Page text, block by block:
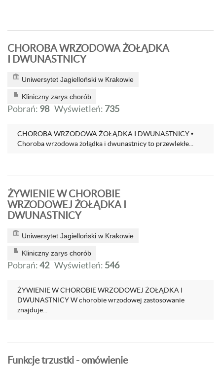
CHOROBA WRZODOWA ŻOŁĄDKA
I DWUNASTNICY
Uniwersytet Jagielloński w Krakowie
Kliniczny zarys chorób
Pobrań: 98 Wyświetleń: 735
CHOROBA WRZODOWA ŻOŁĄDKA I DWUNASTNICY •
Choroba wrzodowa żołądka i dwunastnicy to przewlekłe...
ŻYWIENIE W CHOROBIE
WRZODOWEJ ŻOŁĄDKA I
DWUNASTNICY
Uniwersytet Jagielloński w Krakowie
Kliniczny zarys chorób
Pobrań:42 Wyświetleń: 546
ŻYWIENIE W CHOROBIE WRZODOWEJ ŻOŁĄDKA I
DWUNASTNICY W chorobie wrzodowej zastosowanie
znajduje...
Funkcje trzustki - omówienie